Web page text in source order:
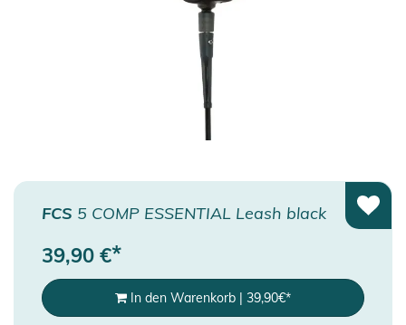
FCS 5 COMP ESSENTIAL Leash black
39,90 €*
In den Warenkorb | 39,90€*